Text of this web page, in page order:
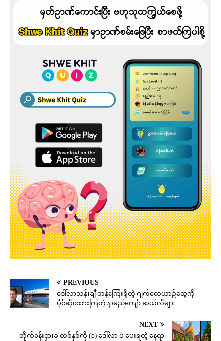
PREVIOUS
ဒေါ်လာသန်းချီ တန်ကြေးရှိတဲ့ ဂျက်လေယာဥ်တွေကို
ပိုင်ဆိုင်ထားကြတဲ့ နာမည်ကျော် ဆယ်လီများ
NEXT
တိုက်ခန်းငှားခ တစ်နှစ်ကို (၁) ဒေါ်လာ ပဲ ပေးရတဲ့ နေရာ